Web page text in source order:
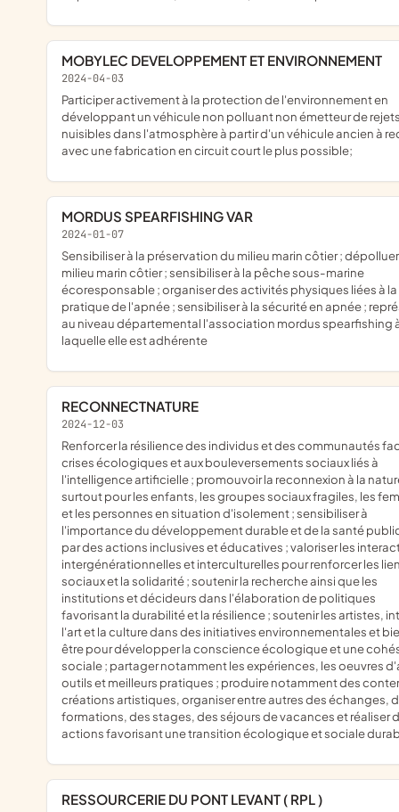
MOBYLEC DEVELOPPEMENT ET ENVIRONNEMENT
2024-04-03
participer activement à la protection de l'environnement en
développant un véhicule non polluant non émetteur de
nuisibles dans l'atmosphère à partir d'un véhicule ancien à
avec une fabrication en circuit court le plus possible;
MORDUS SPEARFISHING VAR
2024-01-07
sensibiliser à la préservation du milieu marin côtier ; dépolluer le
milieu marin côtier ; sensibiliser à la pêche sous-marine
écoresponsable ; organiser des activités physiques liées à la
pratique de l'apnée ; sensibiliser à la sécurité en apnée ;
au niveau départemental l'association mordus spearfishing
laquelle elle est adhérente
RECONNECTNATURE
2024-12-03
renforcer la résilience des individus et des communautés face aux
crises écologiques et aux bouleversements sociaux liés à
l'intelligence artificielle ; promouvoir la reconnexion à la
surtout pour les enfants, les groupes sociaux fragiles, les
et les personnes en situation d'isolement ; sensibiliser à
l'importance du développement durable et de la santé
par des actions inclusives et éducatives ; valoriser les
intergénérationnelles et interculturelles pour renforcer les
sociaux et la solidarité ; soutenir la recherche ainsi que les
institutions et décideurs dans l'élaboration de politiques
favorisant la durabilité et la résilience ; soutenir les artistes,
l'art et la culture dans des initiatives environnementales et
être pour développer la conscience écologique et une
sociale ; partager notamment les expériences, les oeuvres
outils et meilleurs pratiques ; produire notamment des
créations artistiques, organiser entre autres des échanges,
formations, des stages, des séjours de vacances et réaliser
actions favorisant une transition écologique et sociale
RESSOURCERIE DU PONT LEVANT ( RPL )